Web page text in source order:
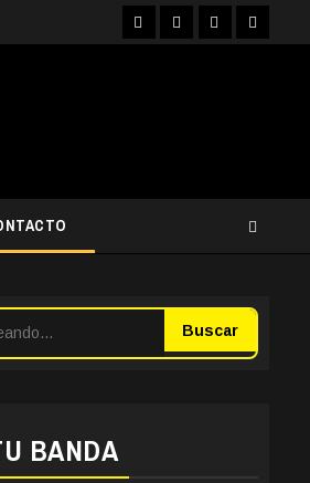
FacebookInstagram
YouTubeTwitter
Buscar
BANDA